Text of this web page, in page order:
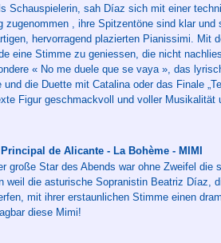
Schauspielerin, sah Díaz sich mit einer
zugenommen , ihre Spitzentöne sind klar
hervorragend plazierten Pianissimi. Mit
eine Stimme zu geniessen, die nicht
« No me duele que se vaya », das
und die Duette mit Catalina oder das Finale
Figur geschmackvoll und voller Musikalität
de Alicante - La Bohème - MIMI
große Star des Abends war ohne Zweifel
weil die asturische Sopranistin Beatriz Díaz,
mit ihrer erstaunlichen Stimme einen
diese Mimi!